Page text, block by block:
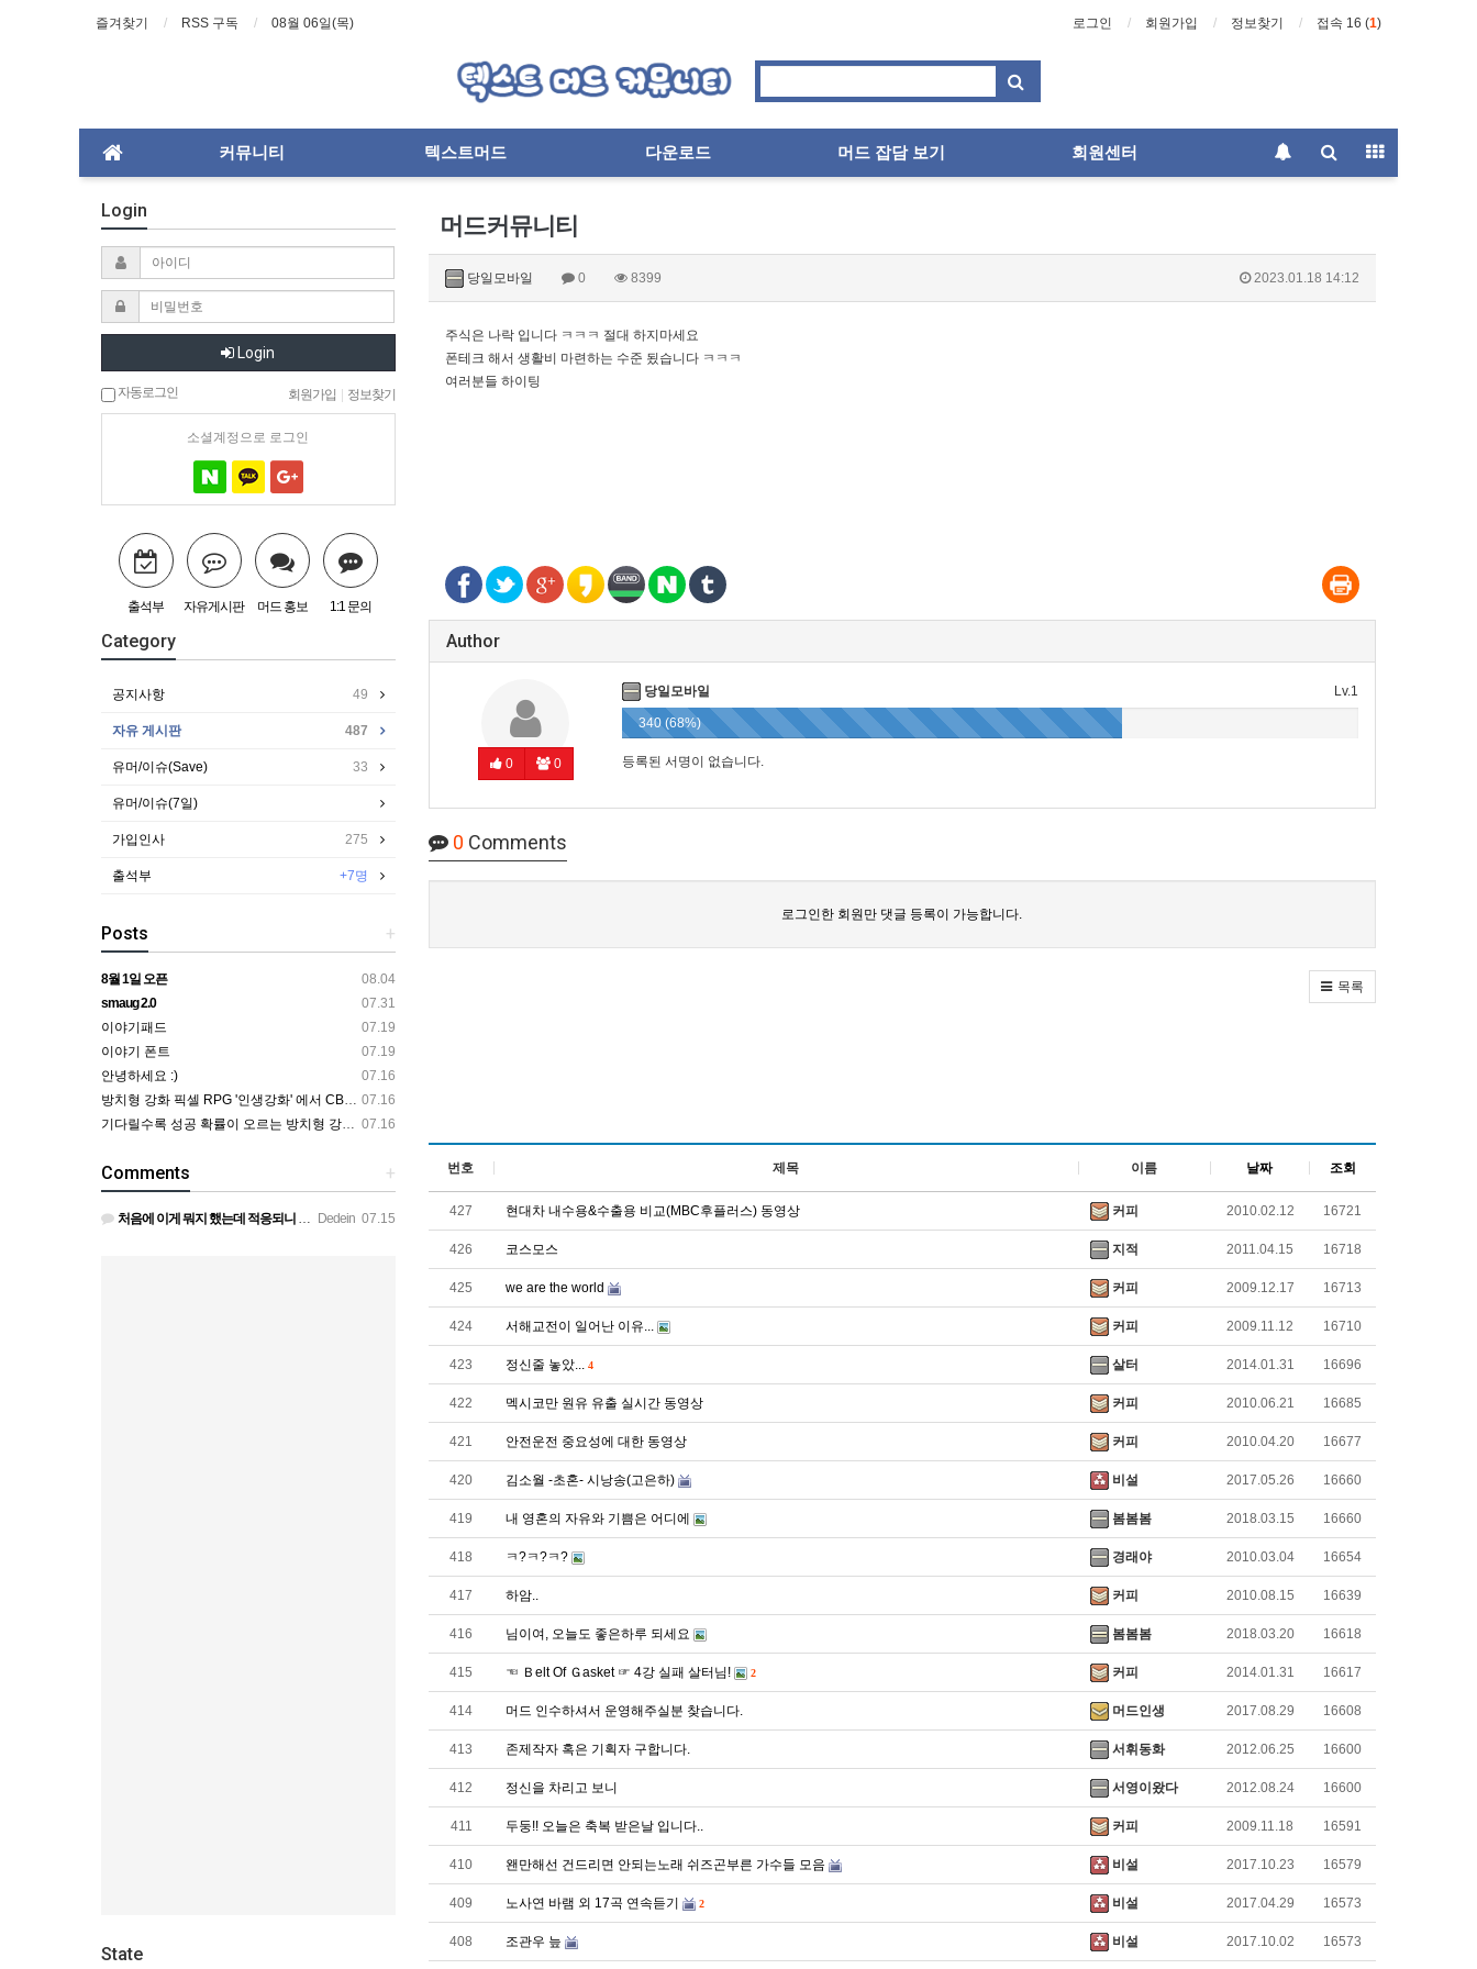
즐겨찾기 RSS 구독 08월 06일(목) 로그인 회원가입 정보찾기 접속 16 (1)
커뮤니티 텍스트머드 다운로드 머드 잡담 보기 회원센터
머드커뮤니티
당일모바일 0 8399 2023.01.18 14:12
주식은 나락 입니다 ㅋㅋㅋ 절대 하지마세요
폰테크 해서 생활비 마련하는 수준 됬습니다 ㅋㅋㅋ
여러분들 하이팅
Author
0 0
Lv.1
당일모바일
340 (68%)
등록된 서명이 없습니다.
0 Comments
로그인한 회원만 댓글 등록이 가능합니다.
목록
번호 제목 이름 날짜 조회
427 현대차 내수용&수출용 비교(MBC후플러스) 동영상 커피 2010.02.12 16721
426 코스모스 지적 2011.04.15 16718
425 we are the world 커피 2009.12.17 16713
424 서해교전이 일어난 이유... 커피 2009.11.12 16710
423 정신줄 놓았... 4 살터 2014.01.31 16696
422 멕시코만 원유 유출 실시간 동영상 커피 2010.06.21 16685
421 안전운전 중요성에 대한 동영상 커피 2010.04.20 16677
420 김소월 -초혼- 시낭송(고은하) 비설 2017.05.26 16660
419 내 영혼의 자유와 기쁨은 어디에 봄봄봄 2018.03.15 16660
418 ㅋ?ㅋ?ㅋ? 경래야 2010.03.04 16654
417 하암.. 커피 2010.08.15 16639
416 님이여, 오늘도 좋은하루 되세요 봄봄봄 2018.03.20 16618
415 ☜ Ｂelt Of Ｇasket ☞ 4강 실패 살터님! 2 커피 2014.01.31 16617
414 머드 인수하셔서 운영해주실분 찾습니다. 머드인생 2017.08.29 16608
413 존제작자 혹은 기획자 구합니다. 서휘동화 2012.06.25 16600
412 정신을 차리고 보니 서영이왔다 2012.08.24 16600
411 두둥!! 오늘은 축복 받은날 입니다.. 커피 2009.11.18 16591
410 왠만해선 건드리면 안되는노래 쉬즈곤부른 가수들 모음 비설 2017.10.23 16579
409 노사연 바램 외 17곡 연속듣기 2 비설 2017.04.29 16573
408 조관우 늪 비설 2017.10.02 16573
Login
Login
자동로그인 회원가입 정보찾기
소셜계정으로 로그인
출석부 자유게시판 머드 홍보 1:1 문의
Category
공지사항 49
자유 게시판 487
유머/이슈(Save) 33
유머/이슈(7일)
가입인사 275
출석부 +7명
+
Posts
08.04
8월 1일 오픈
07.31
smaug 2.0
07.19
이야기패드
07.19
이야기 폰트
07.16
안녕하세요 :)
07.16
방치형 강화 픽셀 RPG '인생강화' 에서 CBT 인원을 모집합니다.
07.16
기다릴수록 성공 확률이 오르는 방치형 강화 RPG — 인생강화 ※8월 초 오픈 예정 (현재 CBT 중)
+
Comments
Dedein 07.15
처음에 이게 뭐지 했는데 적응되니 할만하네요 정보가 없긴하지만 게밍 안에 게시판 에서 하나씩 찾아보면은 그래…
State